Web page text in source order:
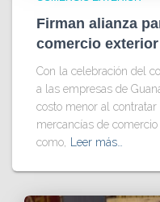
Firman alianza
comercio exterior
Con la celebración del
a las empresas de
costo menor al
mercancías de
como, Leer más…